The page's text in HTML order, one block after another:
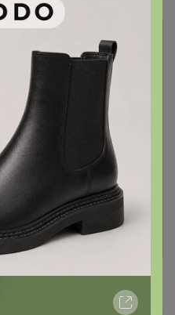
задать вопрос
на сайте
минуты